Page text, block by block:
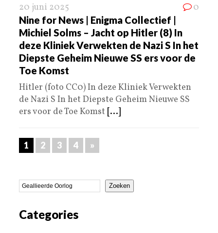
20 juni 2025 0
Nine for News | Enigma Collectief |
Michiel Solms – Jacht op Hitler (8) In
deze Kliniek Verwekten de Nazi S In het
Diepste Geheim Nieuwe SS ers voor de
Toe Komst
Hitler (foto CC0) In deze Kliniek Verwekten
de Nazi S In het Diepste Geheim Nieuwe SS
ers voor de Toe Komst [...]
1 2 3 4 »
Zoeken
Categories